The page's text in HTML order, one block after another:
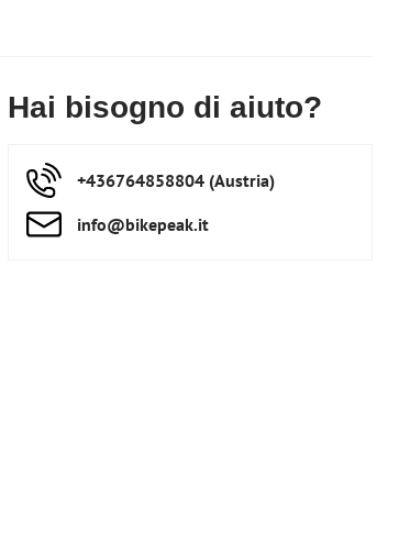
Hai bisogno di aiuto?
+436764858804 (Austria)
info​@bikepeak​.it